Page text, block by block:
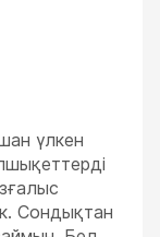
үлкен
Сондықтан